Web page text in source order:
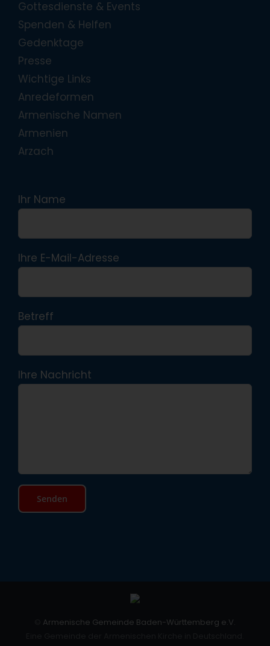
Gottesdienste & Events
Spenden & Helfen
Gedenktage
Presse
Wichtige Links
Anredeformen
Armenische Namen
Armenien
Arzach
Ihr Name
Ihre E-Mail-Adresse
Betreff
Ihre Nachricht
Armenische Gemeinde Baden-Württemberg e.V.